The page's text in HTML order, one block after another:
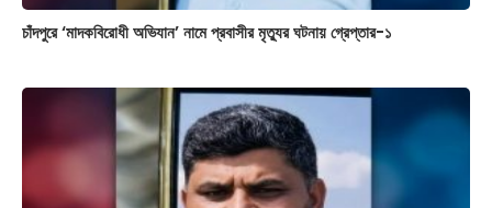
চাঁদপুরে ‘মাদকবিরোধী অভিযান’ নামে প্রবাসীর মৃত্যুর ঘটনায় গ্রেপ্তার-১